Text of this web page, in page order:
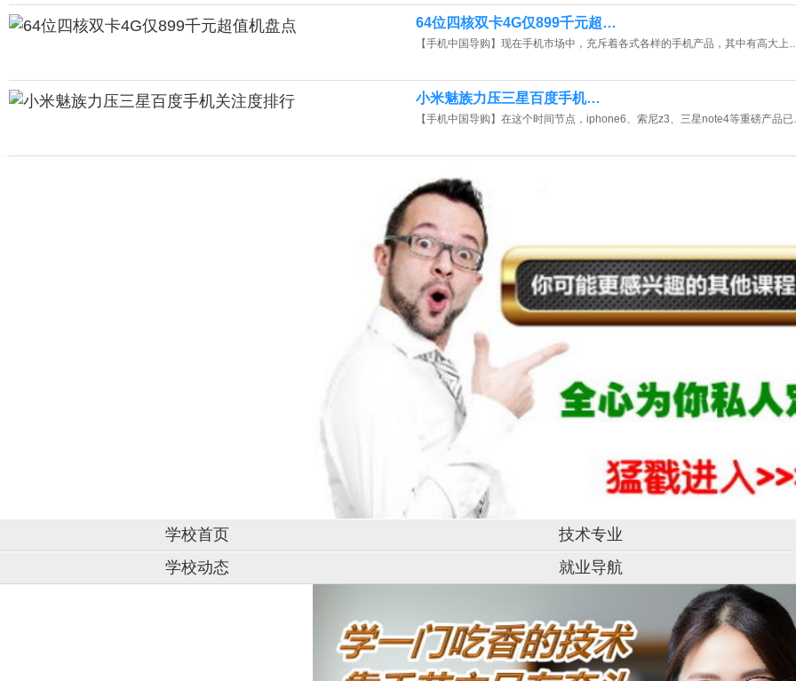
64位四核双卡4G仅899千元超…
【手机中国导购】现在手机市场中，充斥着各式各样的手机产品，其中有高大上
小米魅族力压三星百度手机…
【手机中国导购】在这个时间节点，iphone6、索尼z3、三星note4等重磅产品
学校首页
技术专业
学校动态
就业导航